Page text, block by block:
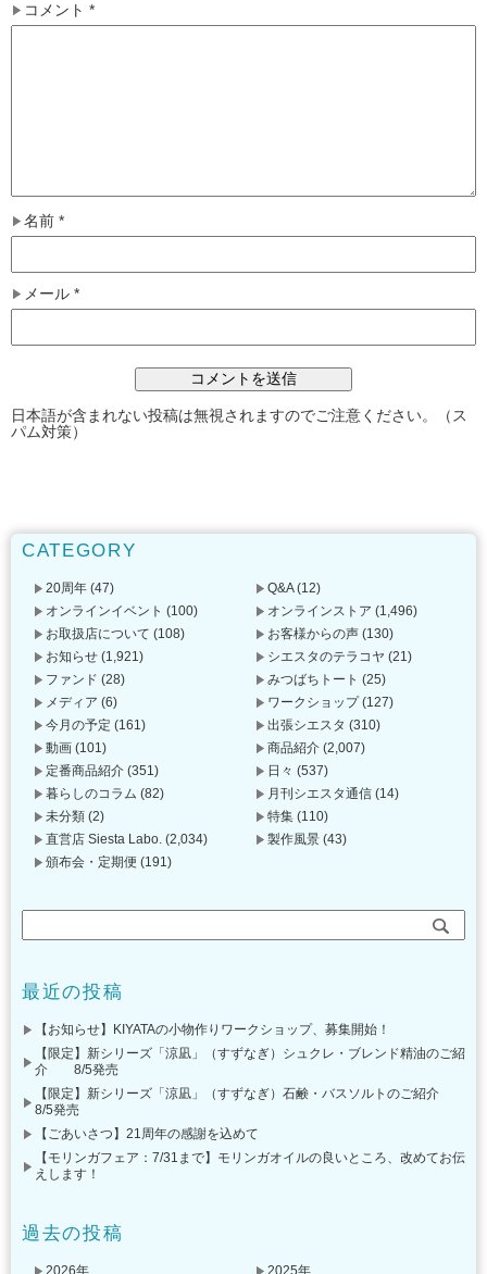
コメント *
名前 *
メール *
日本語が含まれない投稿は無視されますのでご注意ください。（ス
パム対策）
CATEGORY
20周年 (47) Q&A(12)
オンラインイベント (100) オンラインストア (1,496)
お取扱店について (108) お客様からの声 (130)
お知らせ (1,921) シエスタのテラコヤ (21)
ファンド (28) みつばちトート (25)
メディア (6) ワークショップ(127)
今月の予定 (161) 出張シエスタ (310)
動画 (101) 商品紹介 (2,007)
定番商品紹介 (351) 日々 (537)
暮らしのコラム (82) 月刊シエスタ通信 (14)
未分類 (2) 特集 (110)
直営店 Siesta Labo. (2,034) 製作風景 (43)
頒布会・定期便 (191)
最近の投稿
【お知らせ】KIYATAの小物作りワークショップ、募集開始！
【限定】新シリーズ「涼凪」（すずなぎ）シュクレ・ブレンド精油のご紹
介 8/5発売
【限定】新シリーズ「涼凪」（すずなぎ）石鹸・バスソルトのご紹介
8/5発売
【ごあいさつ】21周年の感謝を込めて
【モリンガフェア：7/31まで】モリンガオイルの良いところ、改めてお伝
えします！
過去の投稿
2026年 2025年